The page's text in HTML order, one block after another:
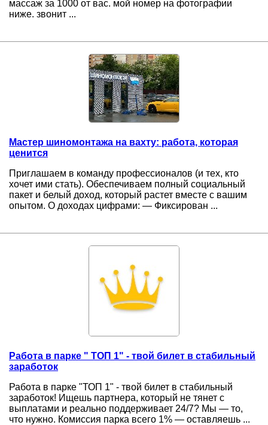
массаж за 1000 от вас. мой номер на фотографии
ниже. звонит ...
Мастер шиномонтажа на вахту: работа, которая
ценится
Приглашаем в команду профессионалов (и тех, кто
хочет ими стать). Обеспечиваем полный социальный
пакет и белый доход, который растет вместе с вашим
опытом. О доходах цифрами: — Фиксирован ...
Работа в парке " ТОП 1" - твой билет в стабильный
заработок
Работа в парке "ТОП 1" - твой билет в стабильный
заработок! Ищешь партнера, который не тянет с
выплатами и реально поддерживает 24/7? Мы — то,
что нужно. Комиссия парка всего 1% — оставляешь ...